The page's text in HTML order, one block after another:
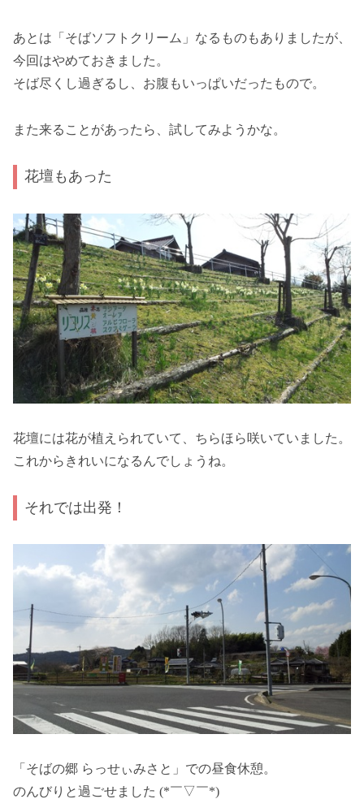
あとは「そばソフトクリーム」なるものもありましたが、
今回はやめておきました。
そば尽くし過ぎるし、お腹もいっぱいだったもので。
また来ることがあったら、試してみようかな。
花壇もあった
花壇には花が植えられていて、ちらほら咲いていました。
これからきれいになるんでしょうね。
それでは出発！
「そばの郷 らっせぃみさと」での昼食休憩。
のんびりと過ごせました (*￣▽￣*)